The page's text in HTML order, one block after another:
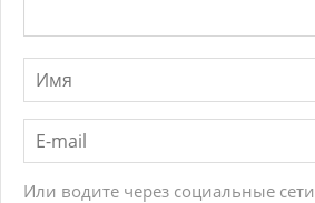
Или водите через социальные сети